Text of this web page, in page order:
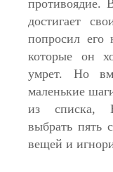
противоядие.
достигает
попросил его
которые он
умрет. Но
маленькие
из списка,
выбрать пять
вещей и